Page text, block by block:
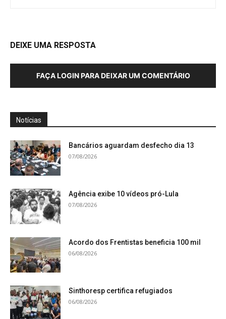
DEIXE UMA RESPOSTA
FAÇA LOGIN PARA DEIXAR UM COMENTÁRIO
Notícias
Bancários aguardam desfecho dia 13
07/08/2026
Agência exibe 10 vídeos pró-Lula
07/08/2026
Acordo dos Frentistas beneficia 100 mil
06/08/2026
Sinthoresp certifica refugiados
06/08/2026